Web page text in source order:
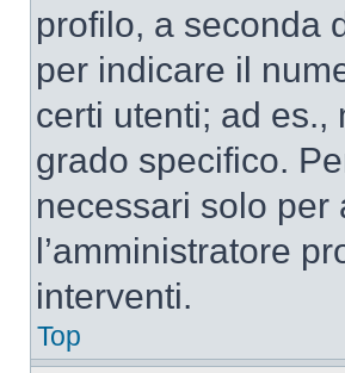
profilo, a seconda
per indicare il
certi utenti; ad es.,
grado specifico.
necessari solo per
l’amministratore
interventi.
Top